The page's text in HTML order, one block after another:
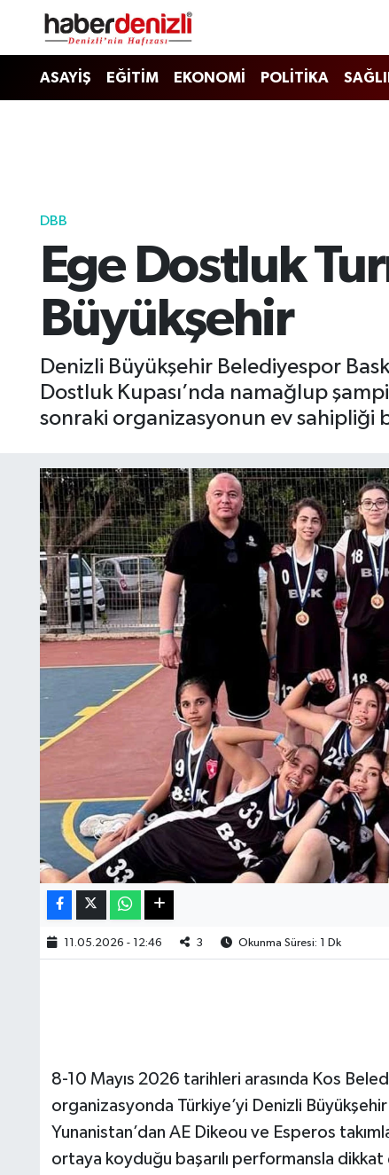
ASAYİŞ EĞİTİM EKONOMİ POLİTİKA
DBB
Ege Dostluk
Büyükşehir
Denizli Büyükşehir Belediyespor
Dostluk Kupası’nda namağlup
sonraki organizasyonun ev sahipliği
11.05.2026 - 12:46 3 Okunma Süresi: 1 Dk
8-10 Mayıs 2026 tarihleri arasında Kos
organizasyonda Türkiye’yi Denizli
Yunanistan’dan AE Dikeou ve Esperos
ortaya koyduğu başarılı performansla
Denizli Nöbetçi Eczaneler
Tüm Manşetler
Son Dakika Haberleri
Haber Arşivi